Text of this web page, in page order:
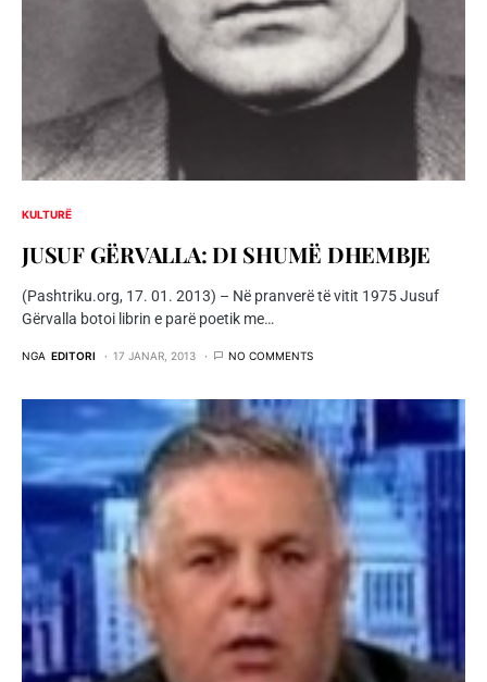
KULTURË
JUSUF GËRVALLA: DI SHUMË DHEMBJE
(Pashtriku.org, 17. 01. 2013) – Në pranverë të vitit 1975 Jusuf
Gërvalla botoi librin e parë poetik me…
NGA EDITORI 17 JANAR, 2013 NO COMMENTS